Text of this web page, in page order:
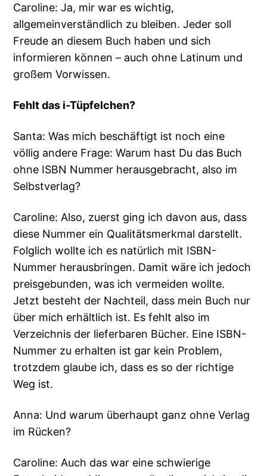
Caroline: Ja, mir war es wichtig,
allgemeinverständlich zu bleiben. Jeder soll
Freude an diesem Buch haben und sich
informieren können – auch ohne Latinum und
großem Vorwissen.
Fehlt das i-Tüpfelchen?
Santa: Was mich beschäftigt ist noch eine
völlig andere Frage: Warum hast Du das Buch
ohne ISBN Nummer herausgebracht, also im
Selbstverlag?
Caroline: Also, zuerst ging ich davon aus, dass
diese Nummer ein Qualitätsmerkmal darstellt.
Folglich wollte ich es natürlich mit ISBN-
Nummer herausbringen. Damit wäre ich jedoch
preisgebunden, was ich vermeiden wollte.
Jetzt besteht der Nachteil, dass mein Buch nur
über mich erhältlich ist. Es fehlt also im
Verzeichnis der lieferbaren Bücher. Eine ISBN-
Nummer zu erhalten ist gar kein Problem,
trotzdem glaube ich, dass es so der richtige
Weg ist.
Anna: Und warum überhaupt ganz ohne Verlag
im Rücken?
Caroline: Auch das war eine schwierige